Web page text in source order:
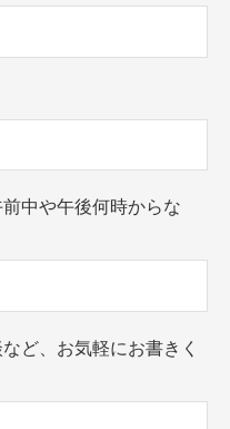
中や午後何時からな
ど、お気軽にお書きく